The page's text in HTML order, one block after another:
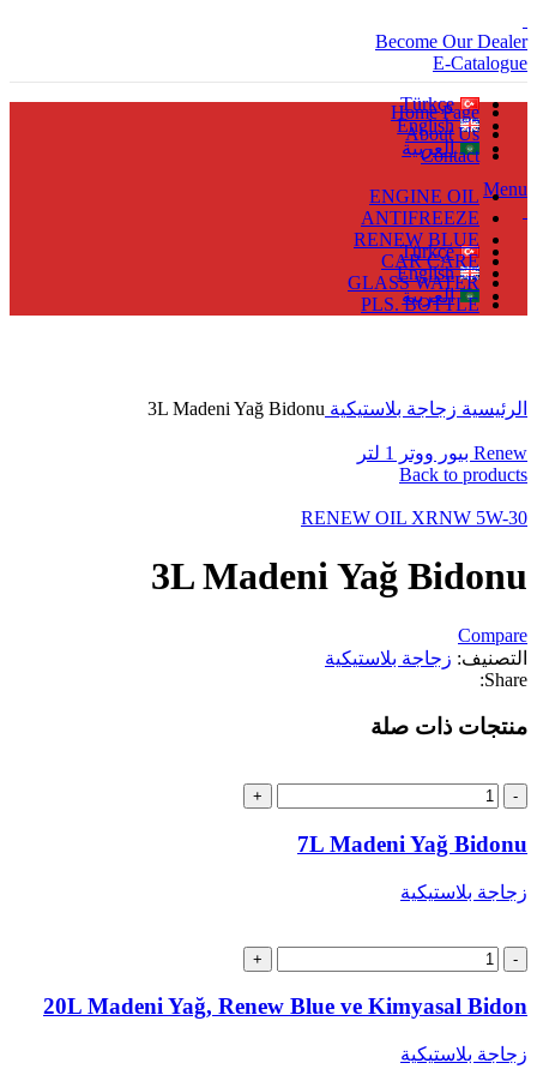
Become Our Dealer
E-Catalogue
Türkçe
English
العربية
Menu
Türkçe
English
العربية
Home Page
About Us
Contact
ENGINE OIL
ANTIFREEZE
RENEW BLUE
CAR CARE
GLASS WATER
PLS. BOTTLE
الرئيسية زجاجة بلاستيكية 3L Madeni Yağ Bidonu
Renew بيور ووتر 1 لتر
Back to products
RENEW OIL XRNW 5W-30
3L Madeni Yağ Bidonu
Compare
التصنيف: زجاجة بلاستيكية
Share:
منتجات ذات صلة
كمية
7L
Madeni
Yağ
Bidonu
7L Madeni Yağ Bidonu
زجاجة بلاستيكية
كمية
20L
Madeni
Yağ,
Renew
Blue
20L Madeni Yağ, Renew Blue ve Kimyasal Bidon
زجاجة بلاستيكية